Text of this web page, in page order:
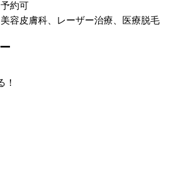
予約可
美容皮膚科、レーザー治療、医療脱毛
！